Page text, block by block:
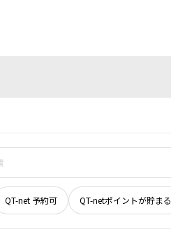
QT-net 予約可 QT-netポイントが貯まる